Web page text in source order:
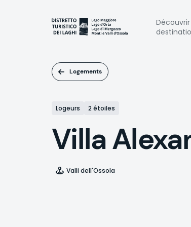
Logements
Logeurs 2 étoiles
Villa
Valli dell'Ossola